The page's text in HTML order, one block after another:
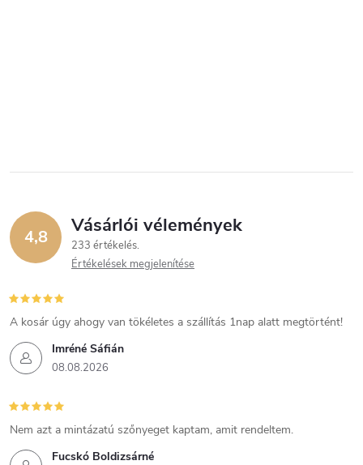
4,8 Vásárlói vélemények
233 értékelés
Értékelések megjelenítése
Imréné Sáfián
08.08.2026
A kosár úgy ahogy van tökéletes a szállítás 1nap alatt megtörtént!
Fucskó Boldizsárné
Nem azt a mintázatú szőnyeget kaptam, amit rendeltem.